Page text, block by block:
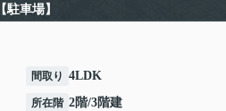
【駐車場】
間取り 4LDK
所在階 2階/3階建